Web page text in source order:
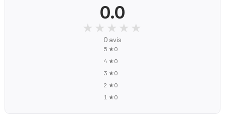
0.0
★★★★★
★★★★★
0 avis
5 ★0
4 ★0
3 ★0
2 ★0
1 ★0